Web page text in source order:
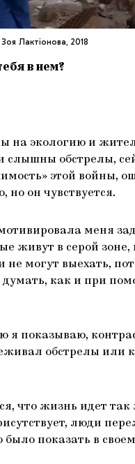
Лактіонова, 2018
в нем?
на экологию и
слышны обстрелы,
этой войны,
но он чувствуется.
меня
живут в серой зоне,
не могут выехать,
думать, как и при
показываю,
обстрелы или
что жизнь идет так
люди
было показать в